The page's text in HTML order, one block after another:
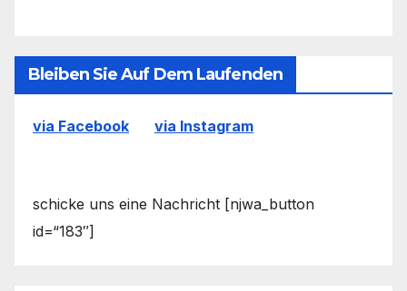
Bleiben Sie Auf Dem Laufenden
via Facebook via Instagram
schicke uns eine Nachricht [njwa_button
id=“183″]